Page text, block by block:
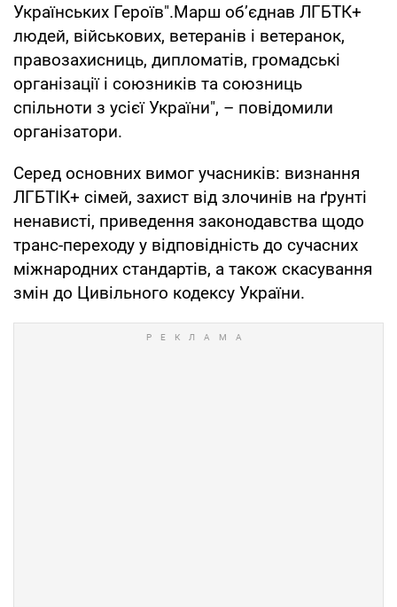
Українських Героїв".Марш об’єднав ЛГБТК+
людей, військових, ветеранів і ветеранок,
правозахисниць, дипломатів, громадські
організації і союзників та союзниць
спільноти з усієї України", – повідомили
організатори.
Серед основних вимог учасників: визнання
ЛГБТІК+ сімей, захист від злочинів на ґрунті
ненависті, приведення законодавства щодо
транс-переходу у відповідність до сучасних
міжнародних стандартів, а також скасування
змін до Цивільного кодексу України.